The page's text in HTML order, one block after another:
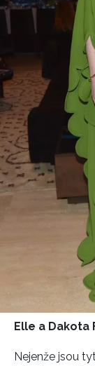
Elle a Dakota
Nejenže jsou